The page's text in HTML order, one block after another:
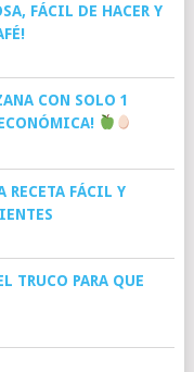
FÁCIL DE HACER Y
CON SOLO 1
RECETA FÁCIL Y
TRUCO PARA QUE